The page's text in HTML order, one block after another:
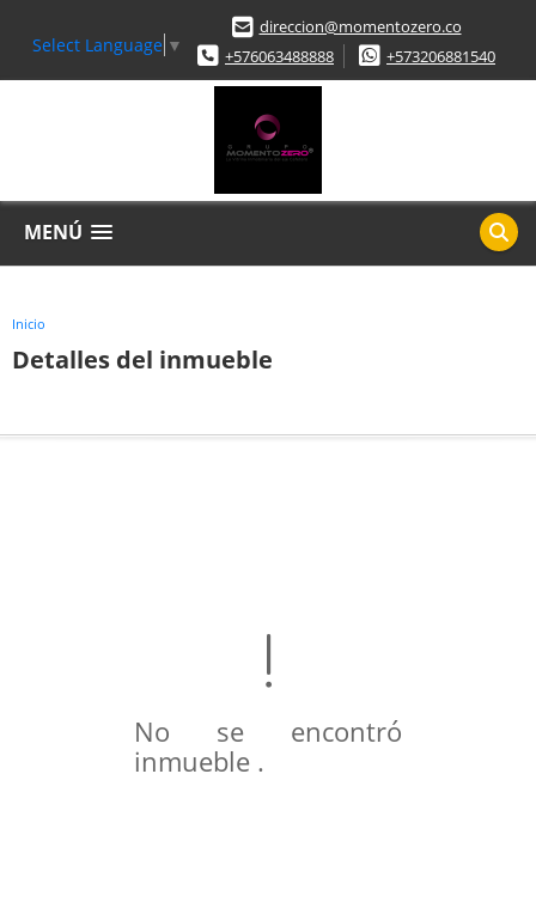
Select Language ▼
direccion@momentozero.co
+576063488888
+573206881540
MENÚ
Inicio
Detalles del inmueble
No se encontró
inmueble .